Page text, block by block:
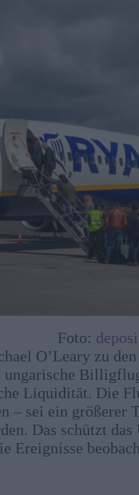
Foto:
O’Leary zu
ungarische
Liquidität. Die
– sei ein größerer
Das schützt
Ereignisse